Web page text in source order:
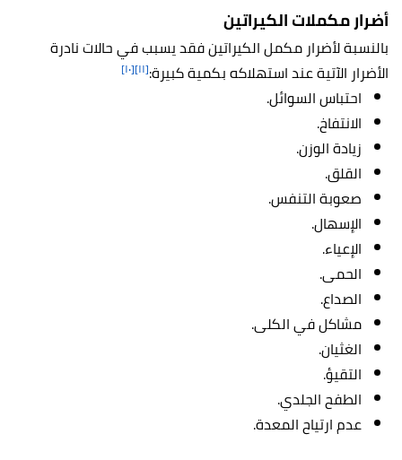
أضرار مكملات الكيراتين
بالنسبة لأضرار مكمل الكيراتين فقد يسبب في حالات نادرة
الأضرار الآتية عند استهلاكه بكمية كبيرة:[١١] [١٠]
احتباس السوائل.
الانتفاخ.
زيادة الوزن.
القلق.
صعوبة التنفس.
الإسهال.
الإعياء.
الحمى.
الصداع.
مشاكل في الكلى.
الغثيان.
التقيؤ.
الطفح الجلدي.
عدم ارتياح المعدة.